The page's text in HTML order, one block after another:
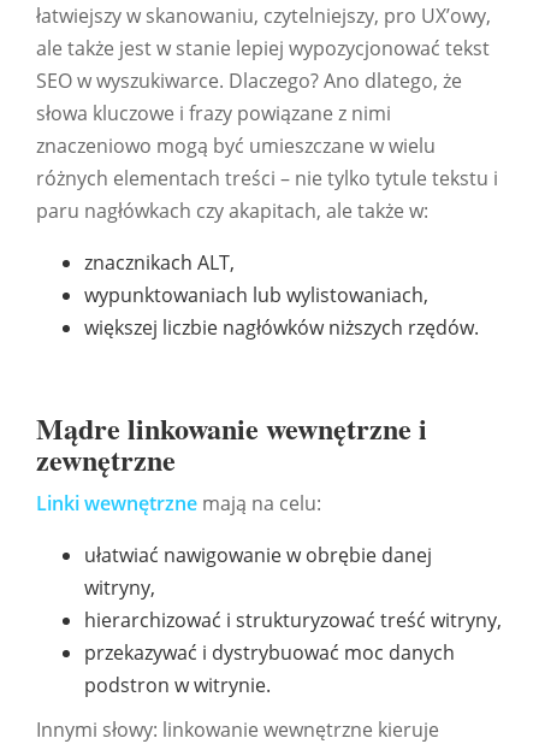
łatwiejszy w skanowaniu, czytelniejszy, pro UX’owy,
ale także jest w stanie lepiej wypozycjonować tekst
SEO w wyszukiwarce. Dlaczego? Ano dlatego, że
słowa kluczowe i frazy powiązane z nimi
znaczeniowo mogą być umieszczane w wielu
różnych elementach treści – nie tylko tytule tekstu i
paru nagłówkach czy akapitach, ale także w:
znacznikach ALT,
wypunktowaniach lub wylistowaniach,
większej liczbie nagłówków niższych rzędów.
Mądre linkowanie wewnętrzne i
zewnętrzne
Linki wewnętrzne mają na celu:
ułatwiać nawigowanie w obrębie danej
witryny,
hierarchizować i strukturyzować treść witryny,
przekazywać i dystrybuować moc danych
podstron w witrynie.
Innymi słowy: linkowanie wewnętrzne kieruje